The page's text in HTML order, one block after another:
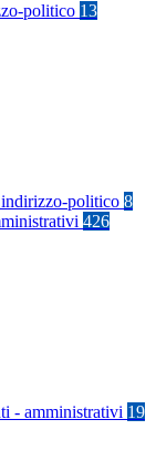
politico 13
politico 8
426
- amministrativi 19